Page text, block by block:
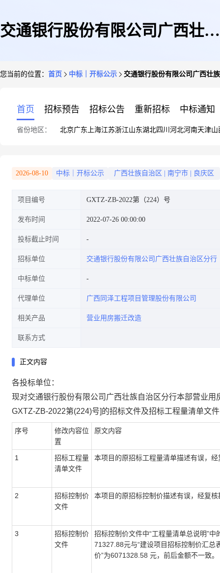
交通银行股份有限公司广西壮族
您当前的位置： 首页 中标｜开标公示 交通银行股份有限公司广西壮
首页 招标预告 招标公告 重新招标 中标通知
省份地区： 北京广东 上海江苏浙江山东湖北四川 河北河南天津山
2026-08-10 中标｜开标公示 广西壮族自治区 南宁市 良庆区
项目编号 GXTZ-ZB-2022第（224）号
发布时间 2022-07-26 00:00:00
投标截止时间
招标单位 交通银行股份有限公司广西壮族自治区分行
中标单位
代理单位 广西同泽工程项目管理股份有限公司
相关产品 营业用房搬迁改造
联系方式
正文内容
各投标单位：
现对交通银行股份有限公司广西壮族自治区分行本部营业
GXTZ-ZB-2022第(224)号]的招标文件及招标工程量清单文
序号
修改内容位
置
原文内容
1
招标工程量
清单文件
本项目的原招标工程量清单描述有误，
2
招标控制价
文件
本项目的原招标控制价描述有误，经复核
3
招标控制价
文件
招标控制价文件中“工程量清单总说明”中
71327.88元与“建设项目招标控制价汇总
价”为6071328.58 元，前后金额不一致。